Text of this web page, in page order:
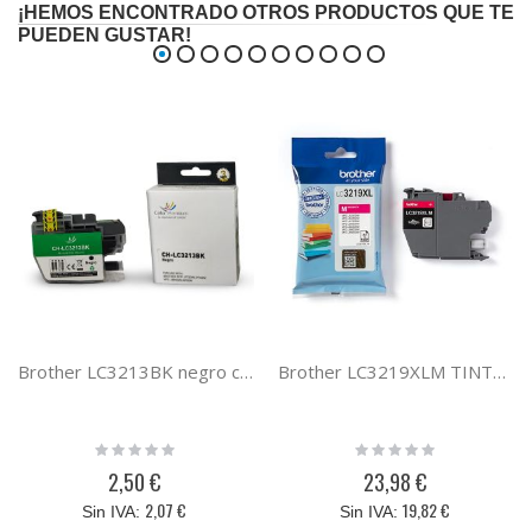
¡HEMOS ENCONTRADO OTROS PRODUCTOS QUE TE
PUEDEN GUSTAR!
Brother LC3213BK negro cartucho de tinta compatible LC3211 / LC3213
Rating:
2,50 €
2,07 €
Brother LC3219XLM TINTA MAGENTA AC 6530DW/6930DW
Rating:
23,98 €
19,82 €